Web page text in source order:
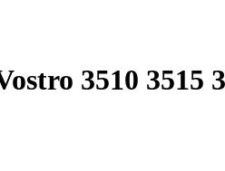
3510 3515